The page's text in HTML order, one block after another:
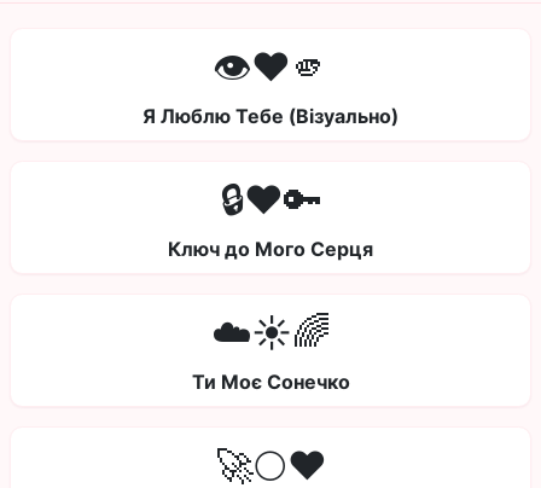
👁️❤️🫵
Я Люблю Тебе (Візуально)
🔒❤️🔑
Ключ до Мого Серця
☁️☀️🌈
Ти Моє Сонечко
🚀🌕❤️